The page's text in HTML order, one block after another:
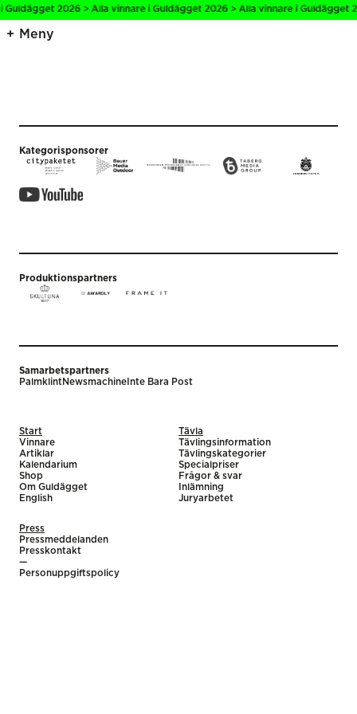
2026 > Alla vinnare i Guldägget 2026 > Alla vinnare i
Meny
Kategorisponsorer
Produktionspartners
Samarbetspartners
PalmklintNewsmachine Inte Bara Post
Start
Vinnare
Artiklar
Kalendarium
Shop
Om Guldägget
English
Tävla
Tävlingsinformation
Tävlingskategorier
Specialpriser
Frågor & svar
Inlämning
Juryarbetet
Press
Pressmeddelanden
Presskontakt
—
Personuppgiftspolicy